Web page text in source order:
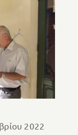
2022